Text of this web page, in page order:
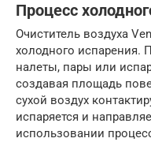
Процесс
Очиститель воздуха
холодного испарения.
налеты, пары или
создавая площадь
сухой воздух
испаряется и
использовании